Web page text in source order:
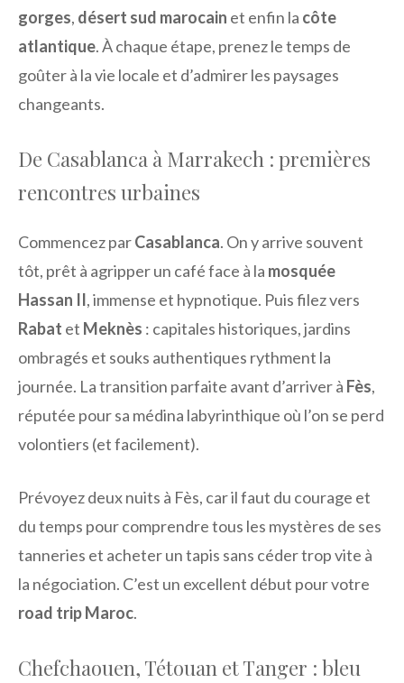
gorges, désert sud marocain et enfin la côte
atlantique. À chaque étape, prenez le temps de
goûter à la vie locale et d’admirer les paysages
changeants.
De Casablanca à Marrakech : premières
rencontres urbaines
Commencez parCasablanca. On y arrive souvent
tôt, prêt à agripper un café face à la mosquée
Hassan II, immense et hypnotique. Puis filez vers
Rabat et Meknès : capitales historiques, jardins
ombragés et souks authentiques rythment la
journée. La transition parfaite avant d’arriver à Fès,
réputée pour sa médina labyrinthique où l’on se perd
volontiers (et facilement).
Prévoyez deux nuits à Fès, car il faut du courage et
du temps pour comprendre tous les mystères de ses
tanneries et acheter un tapis sans céder trop vite à
la négociation. C’est un excellent début pour votre
road trip Maroc.
Chefchaouen, Tétouan et Tanger : bleu